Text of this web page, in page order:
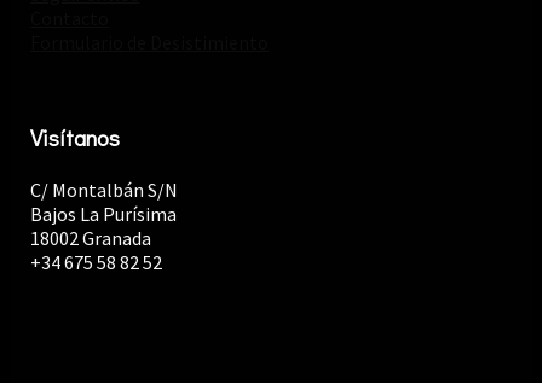
Visítanos
C/ Montalbán S/N
Bajos La Purísima
18002 Granada
+34 675 58 82 52